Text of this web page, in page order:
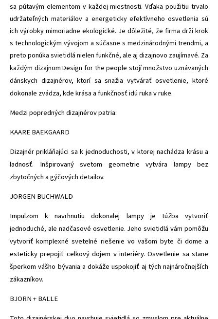
sa pútavým elementom v každej miestnosti. Vďaka použitiu trvalo
udržateľných materiálov a energeticky efektívneho osvetlenia sú
ich výrobky mimoriadne ekologické. Je dôležité, že firma drží krok
s technologickým vývojom a súčasne s medzinárodnými trendmi, a
preto ponúka svietidlá nielen funkčné, ale aj dizajnovo zaujímavé. Za
každým dizajnom Design for the people stojí množstvo uznávaných
dánskych dizajnérov, ktorí sa snažia vytvárať osvetlenie, ktoré
dokonale zvádza, kde krása a funkčnosť idú ruka v ruke.
Medzi popredných dizajnérov patria:
KAARE BAEKGAARD
Dizajnér prikláňajúci sa k jednoduchosti, v ktorej nachádza krásu a
ladnosť. Inšpirovaný svetom geometrie vytvára lampy bez
zbytočných a gýčových detailov.
JORGEN BUCHWALD
Impulzom k navrhnutiu dokonalej lampy je túžba vytvoriť
jednoduché, ale nadčasové osvetlenie. Jeho svietidlá vám pomôžu
vytvoriť komplexné svetelné riešenie vo vašom byte či dome a
esteticky prepojiť celkový dojem v interiéry. Osvetlenie sa stane
šperkom vášho bývania a dokáže uspokojiť aj tých najnáročnejších
zákazníkov.
BJORN + BALLE